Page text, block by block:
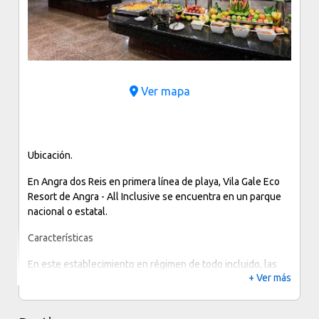
Ver mapa
Ubicación.
En Angra dos Reis en primera línea de playa, Vila Gale Eco
Resort de Angra - All Inclusive se encuentra en un parque
nacional o estatal.
Características
En este establecimiento en régimen de todo incluido, las
comidas y bebidas consumidas en sus bares y restaurantes,
+ Ver más